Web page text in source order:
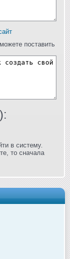
поставить
):
в систему.
то сначала